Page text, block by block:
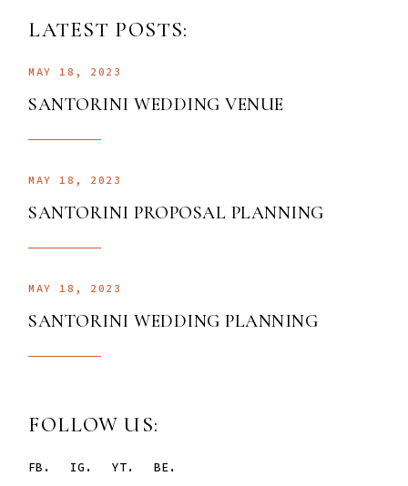
LATEST POSTS:
MAY 18, 2023
SANTORINI WEDDING VENUE
MAY 18, 2023
SANTORINI PROPOSAL PLANNING
MAY 18, 2023
SANTORINI WEDDING PLANNING
FOLLOW US:
FB. IG. YT. BE.